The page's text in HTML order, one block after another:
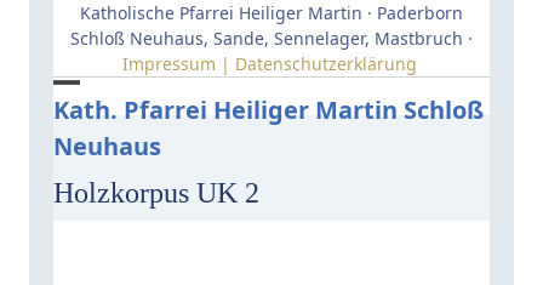
Katholische Pfarrei Heiliger Martin · Paderborn
Schloß Neuhaus, Sande, Sennelager, Mastbruch ·
Impressum | Datenschutzerklärung
Kath. Pfarrei Heiliger Martin Schloß
Neuhaus
Open
mobile
menu
Close
mobile
menu
Holzkorpus UK 2